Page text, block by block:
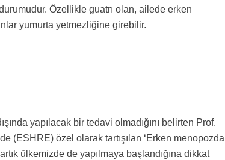
Özellikle guatrı olan, ailede erken
yumurta yetmezliğine girebilir.
yapılacak bir tedavi olmadığını belirten Prof.
(ESHRE) özel olarak tartışılan ‘Erken menopozda
ülkemizde de yapılmaya başlandığına dikkat